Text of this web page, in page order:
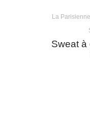
La Parisienne
Sweat à